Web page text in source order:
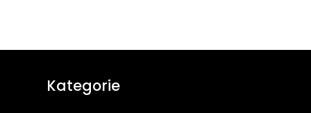
Kategorie